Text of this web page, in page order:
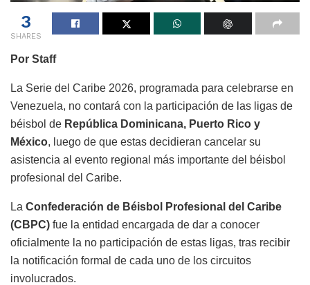
3
SHARES
Por Staff
La Serie del Caribe 2026, programada para celebrarse en
Venezuela, no contará con la participación de las ligas de
béisbol de República Dominicana, Puerto Rico y
México, luego de que estas decidieran cancelar su
asistencia al evento regional más importante del béisbol
profesional del Caribe.
La Confederación de Béisbol Profesional del Caribe
(CBPC) fue la entidad encargada de dar a conocer
oficialmente la no participación de estas ligas, tras recibir
la notificación formal de cada uno de los circuitos
involucrados.